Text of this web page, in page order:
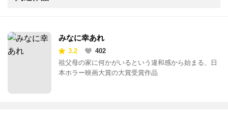
みなに幸あれ
3.2
402
祖父母の家に何かがいるという違和感から始まる、日
本ホラー映画大賞の大賞受賞作品